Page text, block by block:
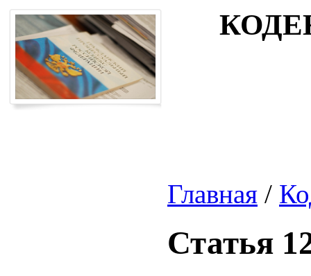
Главная /
Статья